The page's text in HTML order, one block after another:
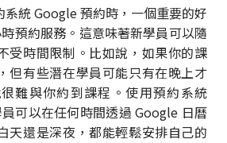
系統 Google 預約時，一個重要的好
預約服務。這意味著新學員可以隨
受時間限制。比如說，如果你的課
但有些潛在學員可能只有在晚上才
難與你約到課程。使用預約系統
可以在任何時間透過 Google 日曆
天還是深夜，都能輕鬆安排自己的